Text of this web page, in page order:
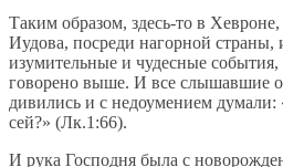
Таким образом, здесь-то в
Иудова, посреди нагорной страны,
изумительные и чудесные
говорено выше. И все слышавшие
дивились и с недоумением думали:
сей?» (Лк.1:66).
И рука Господня была с